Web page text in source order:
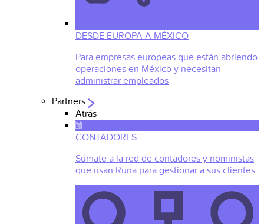
DESDE EUROPA A MÉXICO
Para empresas europeas que están abriendo
operaciones en México y necesitan
administrar empleados
Partners
Atrás
CONTADORES
Súmate a la red de contadores y noministas
que usan Runa para gestionar a sus clientes